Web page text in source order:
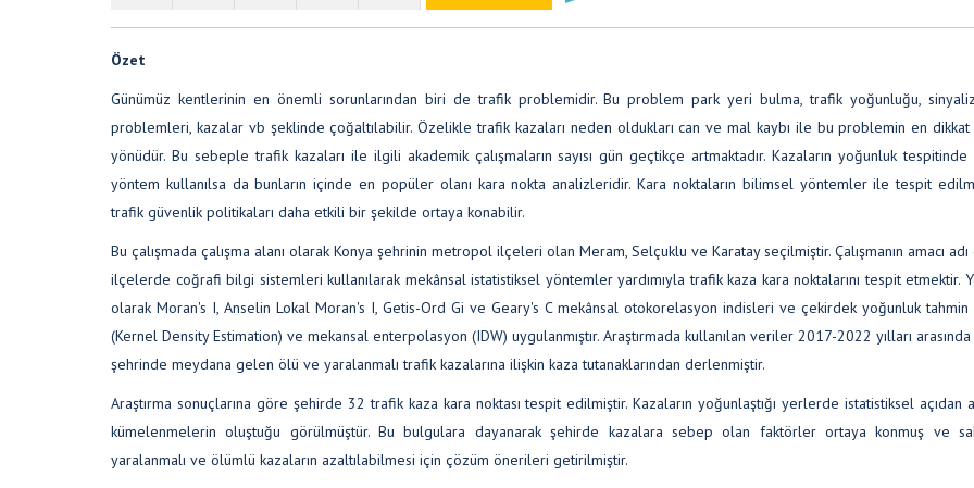
Özet
Günümüz kentlerinin en önemli sorunlarından biri de trafik problemidir. Bu problem park yeri bulma, trafik yoğunluğu,
problemleri, kazalar vb şeklinde çoğaltılabilir. Özelikle trafik kazaları neden oldukları can ve mal kaybı ile bu problemin en dikkat
yönüdür. Bu sebeple trafik kazaları ile ilgili akademik çalışmaların sayısı gün geçtikçe artmaktadır. Kazaların yoğunluk
yöntem kullanılsa da bunların içinde en popüler olanı kara nokta analizleridir. Kara noktaların bilimsel yöntemler ile tespit
trafik güvenlik politikaları daha etkili bir şekilde ortaya konabilir.
Bu çalışmada çalışma alanı olarak Konya şehrinin metropol ilçeleri olan Meram, Selçuklu ve Karatay seçilmiştir. Çalışmanın amacı
ilçelerde coğrafi bilgi sistemleri kullanılarak mekânsal istatistiksel yöntemler yardımıyla trafik kaza kara noktalarını tespit etmektir.
olarak Moran's I, Anselin Lokal Moran's I, Getis-Ord Gi ve Geary's C mekânsal otokorelasyon indisleri ve çekirdek yoğunluk tahmin
(Kernel Density Estimation) ve mekansal enterpolasyon (IDW) uygulanmıştır. Araştırmada kullanılan veriler 2017-2022 yılları arasında
şehrinde meydana gelen ölü ve yaralanmalı trafik kazalarına ilişkin kaza tutanaklarından derlenmiştir.
Araştırma sonuçlarına göre şehirde 32 trafik kaza kara noktası tespit edilmiştir. Kazaların yoğunlaştığı yerlerde istatistiksel açıdan
kümelenmelerin oluştuğu görülmüştür. Bu bulgulara dayanarak şehirde kazalara sebep olan faktörler ortaya konmuş ve
yaralanmalı ve ölümlü kazaların azaltılabilmesi için çözüm önerileri getirilmiştir.